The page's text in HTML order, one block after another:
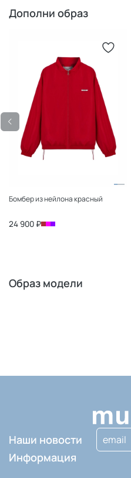
Дополни образ
Бомбер из нейлона красный
24 900 ₽
Образ модели
Наши новости
Информация